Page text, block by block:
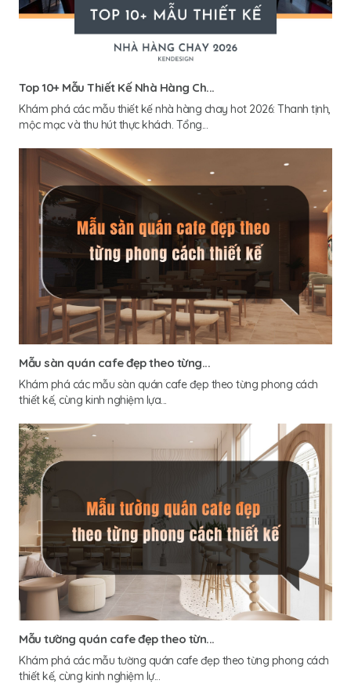
Top 10+ Mẫu Thiết Kế Nhà Hàng Ch...
Khám phá các mẫu thiết kế nhà hàng chay hot 2026: Thanh tịnh,
mộc mạc và thu hút thực khách. Tổng...
Mẫu sàn quán cafe đẹp theo từng...
Khám phá các mẫu sàn quán cafe đẹp theo từng phong cách
thiết kế, cùng kinh nghiệm lựa...
Mẫu tường quán cafe đẹp theo từn...
Khám phá các mẫu tường quán cafe đẹp theo từng phong cách
thiết kế, cùng kinh nghiệm lự...